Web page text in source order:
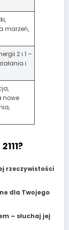
marzeń,
2 i 1 –
i
nowe
rzeczywistości
dla Twojego
– słuchaj jej